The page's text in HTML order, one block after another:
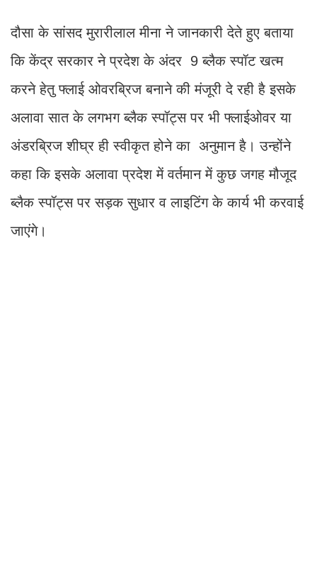
दौसा के सांसद मुरारीलाल मीना ने जानकारी देते हुए बताया
कि केंद्र सरकार ने प्रदेश के अंदर 9 ब्लैक स्पॉट खत्म
करने हेतु फ्लाई ओवरब्रिज बनाने की मंजूरी दे रही है इसके
अलावा सात के लगभग ब्लैक स्पॉट्स पर भी फ्लाईओवर या
अंडरब्रिज शीघ्र ही स्वीकृत होने का अनुमान है। उन्होंने
कहा कि इसके अलावा प्रदेश में वर्तमान में कुछ जगह मौजूद
ब्लैक स्पॉट्स पर सड़क सुधार व लाइटिंग के कार्य भी करवाई
जाएंगे।